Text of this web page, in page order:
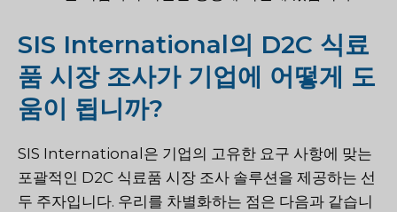
SIS International의 D2C 식료
품 시장 조사가 기업에 어떻게 도
움이 됩니까?
SIS International은 기업의 고유한 요구 사항에 맞는
포괄적인 D2C 식료품 시장 조사 솔루션을 제공하는 선
두 주자입니다. 우리를 차별화하는 점은 다음과 같습니